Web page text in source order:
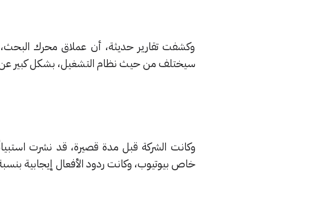
وكشفت تقارير حديثة، أن عملاق محرك
سيختلف من حيث نظام التشغيل، بشكل كبير عن
وكانت الشركة قبل مدة قصيرة، قد نشرت
خاص بيوتيوب، وكانت ردود الأفعال إيجابية